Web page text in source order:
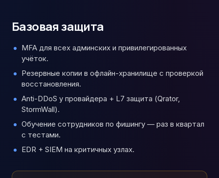
Базовая защита
MFA для всех админских и привилегированных
учёток.
Резервные копии в офлайн-хранилище с проверкой
восстановления.
Anti-DDoS у провайдера + L7 защита (Qrator,
StormWall).
Обучение сотрудников по фишингу — раз в квартал
с тестами.
EDR + SIEM на критичных узлах.